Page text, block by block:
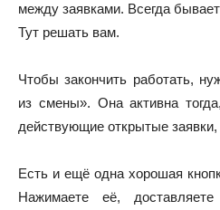
между заявками. Всегда
Тут решать вам.
Чтобы закончить работать,
из смены». Она активна
действующие открытые
Есть и ещё одна хорошая
Нажимаете её,